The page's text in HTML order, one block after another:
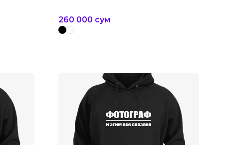
260 000 сум